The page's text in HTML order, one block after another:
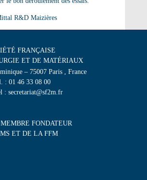
R&D Maizières
FRANÇAISE
ET DE MATÉRIAUX
– 75007 Paris , France
: 01 46 33 08 00
: secretariat@sf2m.fr
FONDATEUR
ET DE LA FFM